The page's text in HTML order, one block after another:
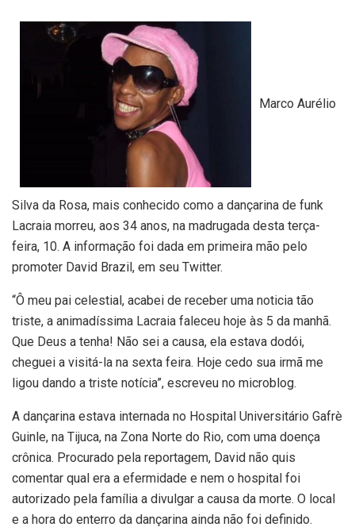
Marco Aurélio
Silva da Rosa, mais conhecido como a dançarina de funk
Lacraia morreu, aos 34 anos, na madrugada desta terça-
feira, 10. A informação foi dada em primeira mão pelo
promoter David Brazil, em seu Twitter.
“Ô meu pai celestial, acabei de receber uma noticia tão
triste, a animadíssima Lacraia faleceu hoje às 5 da manhã.
Que Deus a tenha! Não sei a causa, ela estava dodói,
cheguei a visitá-la na sexta feira. Hoje cedo sua irmã me
ligou dando a triste notícia”, escreveu no microblog.
A dançarina estava internada no Hospital Universitário Gafrè
Guinle, na Tijuca, na Zona Norte do Rio, com uma doença
crônica. Procurado pela reportagem, David não quis
comentar qual era a efermidade e nem o hospital foi
autorizado pela família a divulgar a causa da morte. O local
e a hora do enterro da dançarina ainda não foi definido.